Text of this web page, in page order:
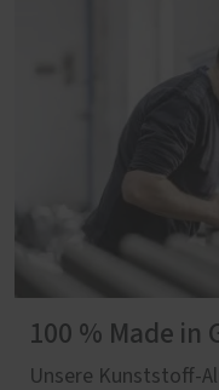
100 % Made in
Unsere Kunststoff-